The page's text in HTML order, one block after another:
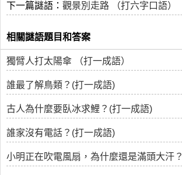
下一篇謎語： 觀景別走路 （打六字口語）
相關謎語題目和答案
獨臂人打太陽傘 （打一成語）
誰最了解鳥類？(打一成語)
古人為什麼要臥冰求鯉？(打一成語)
誰家沒有電話？(打一成語)
小明正在吹電風扇，為什麼還是滿頭大汗？